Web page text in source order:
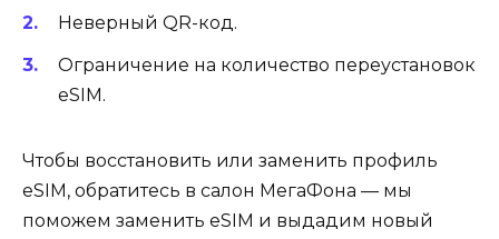
Неверный QR-код.
Ограничение на количество переустановок
eSIM.
Чтобы восстановить или заменить профиль
eSIM, обратитесь в салон МегаФона — мы
поможем заменить eSIM и выдадим новый